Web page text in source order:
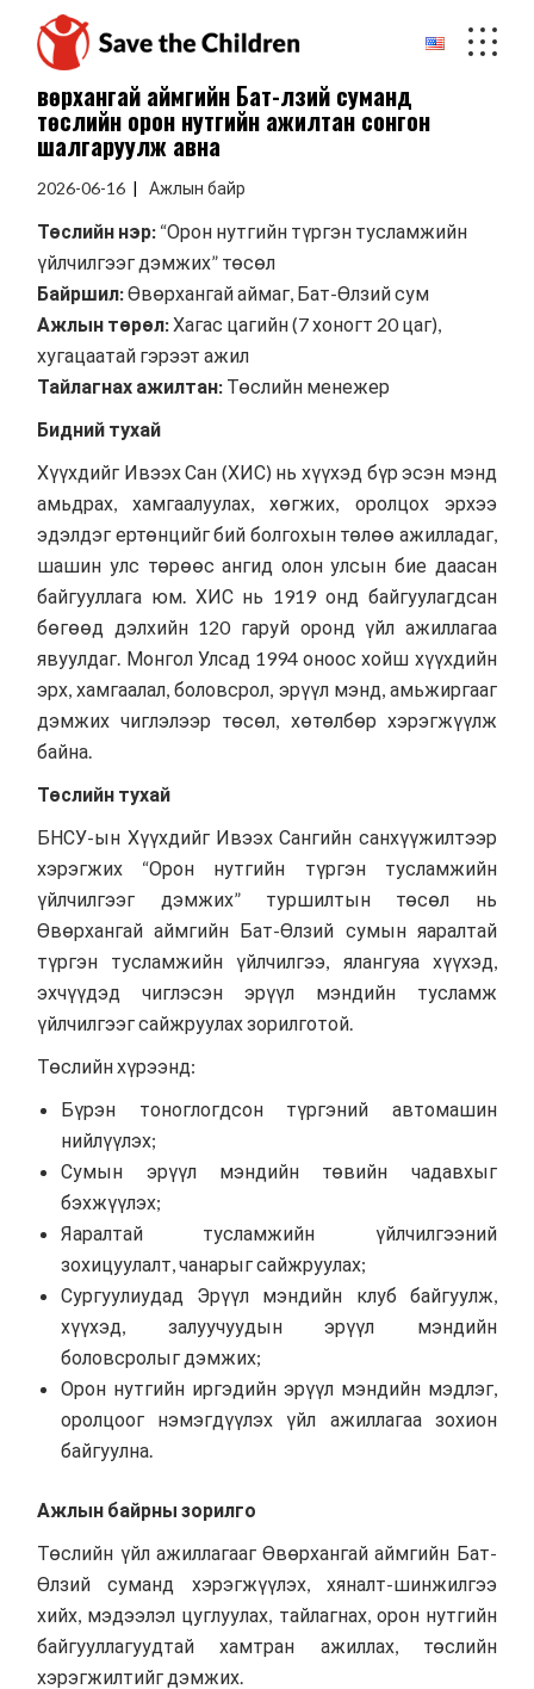
content
Өвөрхангай аймгийн Бат-Өлзий суманд
төслийн орон нутгийн ажилтан сонгон
шалгаруулж авна
2026-06-16 Ажлын байр
Төслийн нэр: “Орон нутгийн түргэн тусламжийн
үйлчилгээг дэмжих” төсөл
Байршил:Өвөрхангай аймаг, Бат-Өлзий сум
Ажлын төрөл:Хагас цагийн (7 хоногт 20 цаг),
хугацаатай гэрээт ажил
Тайлагнах ажилтан: Төслийн менежер
Бидний тухай
Хүүхдийг Ивээх Сан (ХИС) нь хүүхэд бүр эсэн мэнд
амьдрах, хамгаалуулах, хөгжих, оролцох эрхээ
эдэлдэг ертөнцийг бий болгохын төлөө ажилладаг,
шашин улс төрөөс ангид олон улсын бие даасан
байгууллага юм. ХИС нь 1919 онд байгуулагдсан
бөгөөд дэлхийн 120 гаруй оронд үйл ажиллагаа
явуулдаг. Монгол Улсад 1994 оноос хойш хүүхдийн
эрх, хамгаалал, боловсрол, эрүүл мэнд, амьжиргааг
дэмжих чиглэлээр төсөл, хөтөлбөр хэрэгжүүлж
байна.
Төслийн тухай
БНСУ-ын Хүүхдийг Ивээх Сангийн санхүүжилтээр
хэрэгжих “Орон нутгийн түргэн тусламжийн
үйлчилгээг дэмжих” туршилтын төсөл нь
Өвөрхангай аймгийн Бат-Өлзий сумын яаралтай
түргэн тусламжийн үйлчилгээ, ялангуяа хүүхэд,
эхчүүдэд чиглэсэн эрүүл мэндийн тусламж
үйлчилгээг сайжруулах зорилготой.
Төслийн хүрээнд:
Бүрэн тоноглогдсон түргэний автомашин
нийлүүлэх;
Сумын эрүүл мэндийн төвийн чадавхыг
бэхжүүлэх;
Яаралтай тусламжийн үйлчилгээний
зохицуулалт, чанарыг сайжруулах;
Сургуулиудад Эрүүл мэндийн клуб байгуулж,
хүүхэд, залуучуудын эрүүл мэндийн
боловсролыг дэмжих;
Орон нутгийн иргэдийн эрүүл мэндийн мэдлэг,
оролцоог нэмэгдүүлэх үйл ажиллагаа зохион
байгуулна.
Ажлын байрны зорилго
Төслийн үйл ажиллагааг Өвөрхангай аймгийн Бат-
Өлзий суманд хэрэгжүүлэх, хяналт-шинжилгээ
хийх, мэдээлэл цуглуулах, тайлагнах, орон нутгийн
байгууллагуудтай хамтран ажиллах, төслийн
хэрэгжилтийг дэмжих.